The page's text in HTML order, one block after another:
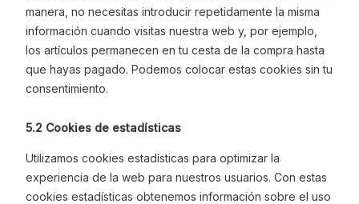
manera, no necesitas introducir repetidamente la misma
información cuando visitas nuestra web y, por ejemplo,
los artículos permanecen en tu cesta de la compra hasta
que hayas pagado. Podemos colocar estas cookies sin tu
consentimiento.
5.2 Cookies de estadísticas
Utilizamos cookies estadísticas para optimizar la
experiencia de la web para nuestros usuarios. Con estas
cookies estadísticas obtenemos información sobre el uso